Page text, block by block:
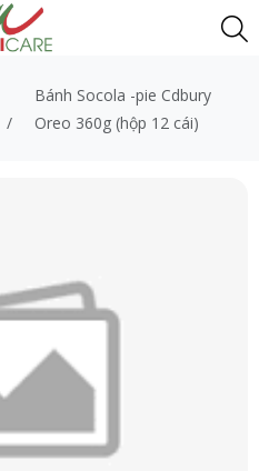
/
Bánh Socola -pie Cdbury
Oreo 360g (hộp 12 cái)